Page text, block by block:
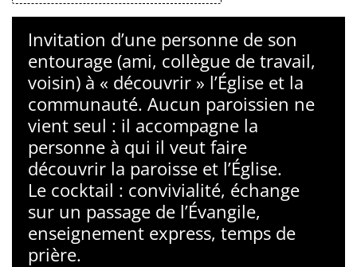
Invitation d’une personne de son
entourage (ami, collègue de travail,
voisin) à « découvrir » l’Église et la
communauté. Aucun paroissien ne
vient seul : il accompagne la
personne à qui il veut faire
découvrir la paroisse et l’Église.
Le cocktail : convivialité, échange
sur un passage de l’Évangile,
enseignement express, temps de
prière.